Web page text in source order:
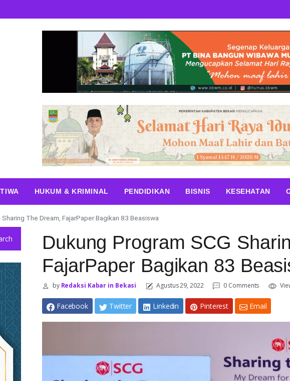
HUKUM & KRIMINAL PENDIDIKAN BISNIS KESEHATAN
The Dream, FajarPaper Bagikan 83 Beasiswa
Dukung Program SCG
FajarPaper Bagikan 83
byRedaksi Kabar in Bekasi Agustus 29, 2022 0 Comments
Facebook Twitter Linkedin Pinterest Email